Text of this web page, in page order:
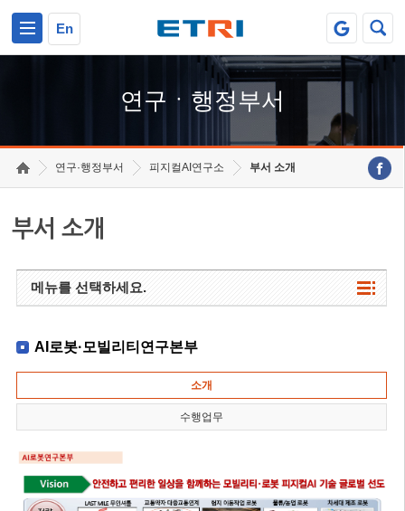
En
연구ㆍ행정부서
연구·행정부서 피지컬AI연구소 부서 소개
부서 소개
메뉴를 선택하세요.
AI로봇·모빌리티연구본부
소개
수행업무